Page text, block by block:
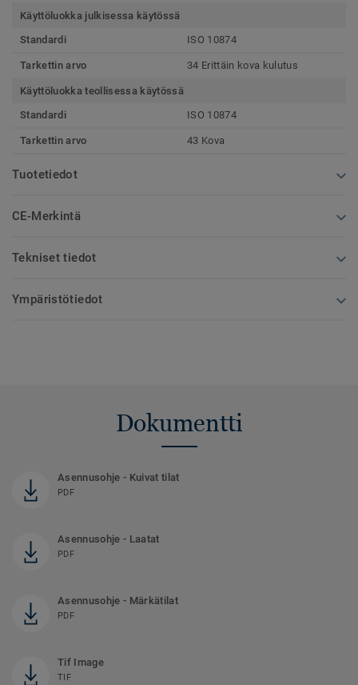
Käyttöluokka julkisessa käytössä
Standardi
ISO 10874
Tarkettin arvo 34 Erittäin kova kulutus
Käyttöluokka teollisessa käytössä
Standardi
ISO 10874
Tarkettin arvo 43 Kova
Tuotetiedot
CE-Merkintä
Tekniset tiedot
Ympäristötiedot
Dokumentti
Asennusohje - Kuivat tilat
PDF
Asennusohje - Laatat
PDF
Asennusohje - Märkätilat
PDF
Tif Image
TIF